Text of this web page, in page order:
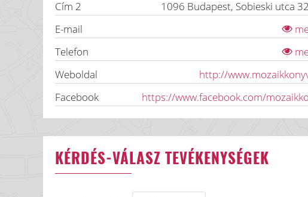
Cím 2
1096 Budapest, Sobieski utca
E-mail
Telefon
Weboldal
http://
Facebook
https://www.facebook.com/
KÉRDÉS-VÁLASZ TEVÉKENYSÉGEK